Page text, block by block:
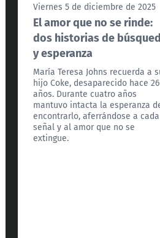
Viernes 5 de diciembre de 2025
El amor que no se rinde:
dos historias de
y esperanza
María Teresa Johns recuerda a
hijo Coke, desaparecido hace 26
años. Durante cuatro años
mantuvo intacta la esperanza
encontrarlo, aferrándose a cada
señal y al amor que no se
extingue.